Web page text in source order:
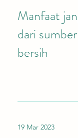
Manfaat
dari
bersih
19 Mar 2023